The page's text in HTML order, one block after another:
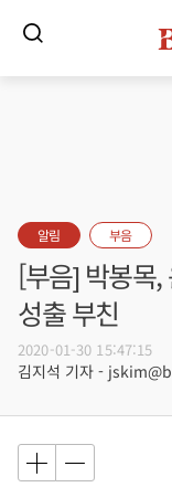
알림 부음
[부음] 박봉목
성출 부친
2020-01-30 15:47:15
김지석 기자 -